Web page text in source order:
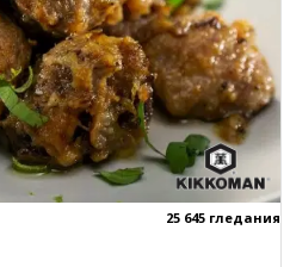
25 645 гледания